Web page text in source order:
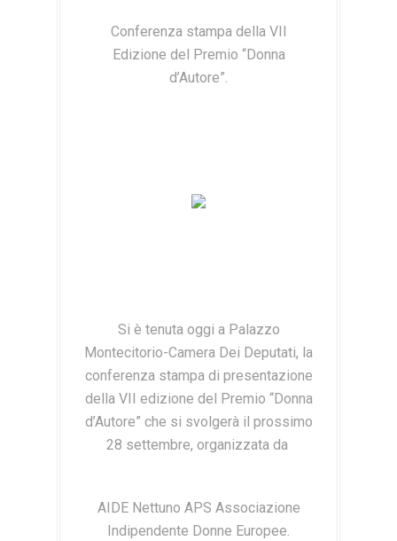
Conferenza stampa della VII
Edizione del Premio “Donna
d’Autore”.
Si è tenuta oggi a Palazzo
Montecitorio-Camera Dei Deputati, la
conferenza stampa di presentazione
della VII edizione del Premio “Donna
d’Autore” che si svolgerà il prossimo
28 settembre, organizzata da
AIDE Nettuno APS Associazione
Indipendente Donne Europee.